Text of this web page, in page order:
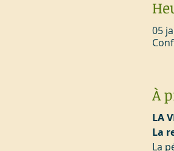
05
À
LA
La
La